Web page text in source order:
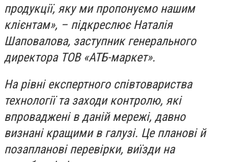
продукції, яку ми пропонуємо нашим
клієнтам», – підкреслює Наталія
Шаповалова, заступник генерального
директора ТОВ «АТБ-маркет».
На рівні експертного співтовариства
технології та заходи контролю, які
впроваджені в даній мережі, давно
визнані кращими в галузі. Це планові й
позапланові перевірки, виїзди на